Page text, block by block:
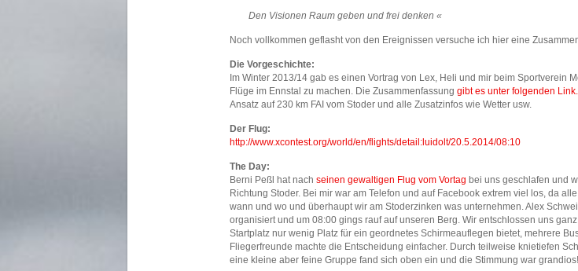
Den Visionen Raum geben und frei denken «
Noch vollkommen geflasht von den Ereignissen versuche ich hier eine
Die Vorgeschichte:
Im Winter 2013/14 gab es einen Vortrag von Lex, Heli und mir beim Sportverein
Flüge im Ennstal zu machen. Die Zusammenfassung gibt es unter folgenden Link.
Ansatz auf 230 km FAI vom Stoder und alle Zusatzinfos wie Wetter usw.
Der Flug:
http://www.xcontest.org/world/en/flights/detail:luidolt/20.5.2014/08:10
The Day:
Berni Peßl hat nach seinen gewaltigen Flug vom Vortag bei uns geschlafen und
Richtung Stoder. Bei mir war am Telefon und auf Facebook extrem viel los, da
wann und wo und überhaupt wir am Stoderzinken was unternehmen. Alex
organisiert und um 08:00 gings rauf auf unseren Berg. Wir entschlossen uns
Startplatz nur wenig Platz für ein geordnetes Schirmeauflegen bietet, mehrere
Fliegerfreunde machte die Entscheidung einfacher. Durch teilweise knietiefen
eine kleine aber feine Gruppe fand sich oben ein und die Stimmung war grandios!